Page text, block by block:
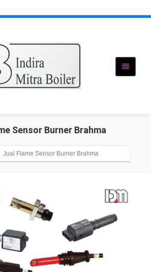
Sensor Burner Brahma
Jual Flame Sensor Burner Brahma